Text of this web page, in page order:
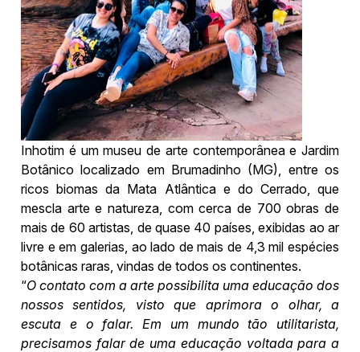
Inhotim é um museu de arte contemporânea e Jardim
Botânico localizado em Brumadinho (MG), entre os
ricos biomas da Mata Atlântica e do Cerrado, que
mescla arte e natureza, com cerca de 700 obras de
mais de 60 artistas, de quase 40 países, exibidas ao ar
livre e em galerias, ao lado de mais de 4,3 mil espécies
botânicas raras, vindas de todos os continentes.
“O contato com a arte possibilita uma educação dos
nossos sentidos, visto que aprimora o olhar, a
escuta e o falar. Em um mundo tão utilitarista,
precisamos falar de uma educação voltada para a